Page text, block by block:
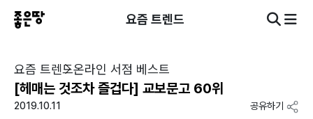
요즘 트렌드
요즘 트렌드온라인 서점 베스트
[헤매는 것조차 즐겁다] 교보문고 60위
2019.10.11 공유하기